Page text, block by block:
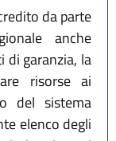
da parte
anche
garanzia, la
risorse ai
del sistema
elenco degli